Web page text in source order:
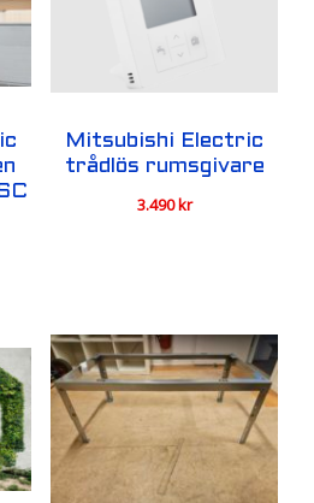
Mitsubishi Electric
trådlös rumsgivare
3.490kr